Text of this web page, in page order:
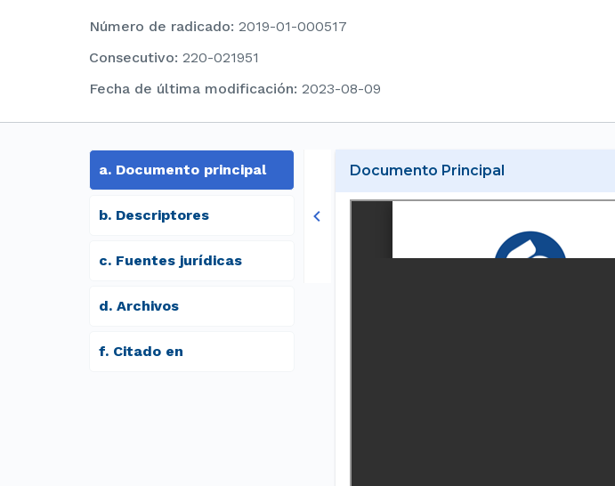
Número de radicado: 2019-01-000517
consecutivo: 220-021951
Fecha de última modificación: 2023-08-09
a. Documento principal
b. Descriptores
c. Fuentes jurídicas
d. archivos
f. Citado en
Documento Principal